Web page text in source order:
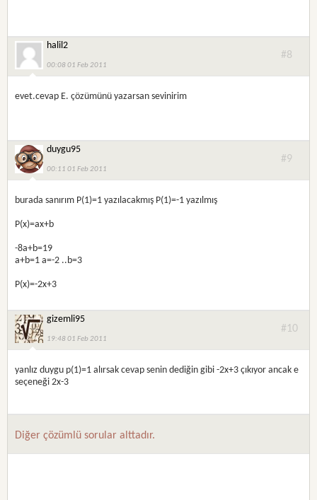
halil2
00:08 01 Feb 2011
#8
evet.cevap E. çözümünü yazarsan sevinirim
duygu95
00:11 01 Feb 2011
#9
burada sanırım P(1)=1 yazılacakmış P(1)=-1 yazılmış
P(x)=ax+b
-8a+b=19
a+b=1 a=-2 ..b=3
P(x)=-2x+3
gizemli95
19:48 01 Feb 2011
#10
yanlız duygu p(1)=1 alırsak cevap senin dediğin gibi -2x+3 çıkıyor ancak e
seçeneği 2x-3
Diğer çözümlü sorular alttadır.